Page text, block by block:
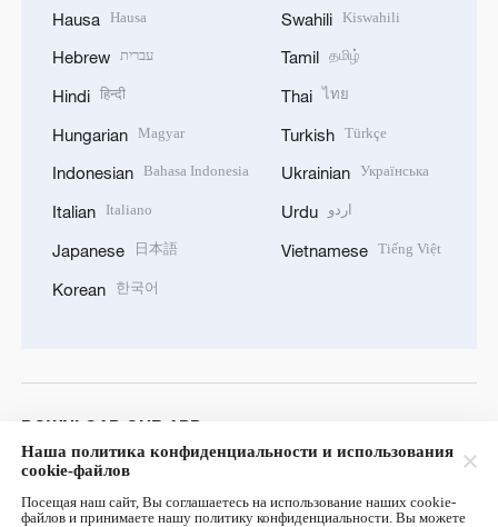
Hausa Hausa
Hebrew עברית
Hindi हिन्दी
Hungarian Magyar
Indonesian Bahasa Indonesia
Italian Italiano
Japanese 日本語
Korean 한국어
Swahili Kiswahili
Tamil தமிழ்
Thai ไทย
Turkish Türkçe
Ukrainian Українська
Urdu اردو
Vietnamese Tiếng Việt
DOWNLOAD OUR APP
Наша политика конфиденциальности и использования
cookie-файлов
Посещая наш сайт, Вы соглашаетесь на использование наших cookie-
файлов и принимаете нашу политику конфиденциальности. Вы можете